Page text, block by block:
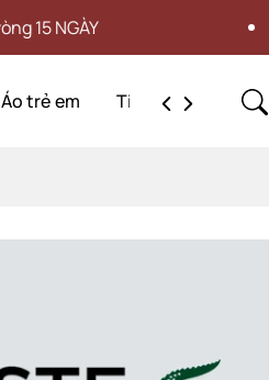
Áo trẻ em Tin tức Liên hệ